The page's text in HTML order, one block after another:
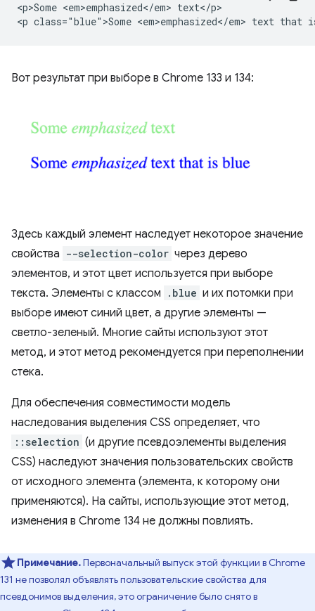
<p>Some <em>emphasized</em> text</p>
Вот результат при выборе в Chrome 133 и 134:
Здесь каждый элемент наследует некоторое значение
свойства --selection-color через дерево
элементов, и этот цвет используется при выборе
текста. Элементы с классом
.blue и их потомки при
выборе имеют синий цвет, а другие элементы —
светло-зеленый. Многие сайты используют этот
метод, и этот метод рекомендуется при переполнении
стека.
Для обеспечения совместимости модель
наследования выделения CSS определяет, что
::selection (и другие псевдоэлементы выделения
CSS) наследуют значения пользовательских свойств
от исходного элемента (элемента, к которому они
применяются). На сайты, использующие этот метод,
изменения в Chrome 134 не должны повлиять.
Примечание.Первоначальный выпуск этой функции в Chrome
131 не позволял объявлять пользовательские свойства для
псевдонимов выделения, это ограничение было снято в